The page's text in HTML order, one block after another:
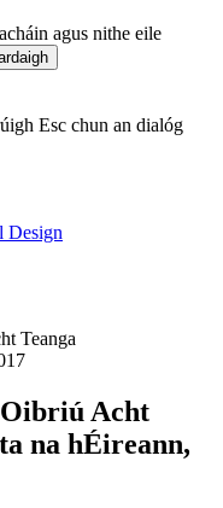
agus nithe eile
Esc chun an dialóg
Design
Teanga
Acht
na hÉireann,